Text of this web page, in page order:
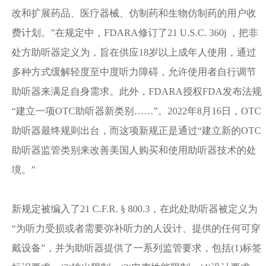
改和扩展药品、医疗器械、仿制药和生物仿制药的用户收
费计划。”在规定中，FDARA修订了21 U.S.C. 360j ，把非
处方助听器定义为，旨在供应18岁以上成年人使用，通过
多种方式缓解轻度至中度听力障碍，允许使用者自行调节
助听器来满足自身需求。此外，FDARA授权FDA发布法规
“建立一项OTC助听器新类别……”。2022年8月16日，OTC
助听器最终规则出台，而这项新规正是通过“建立新的OTC
助听器监管类别来改善美国人购买和使用助听器技术的处
境。”
新规定被编入了21 C.F.R. § 800.3，在此处助听器被定义为
“为听力受损或者需要弥补听力的人设计、提供的任何可穿
戴设备”，并为助听器提供了一系列监管要求，包括(1)标签